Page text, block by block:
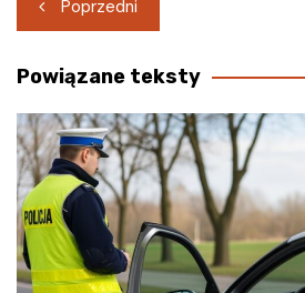
wpisu
Poprzedni
Powiązane teksty